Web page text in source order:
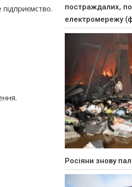
постраждалих,
електромережу
Росіяни знову